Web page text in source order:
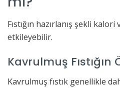
Fıstığın hazırlanış şekli
etkileyebilir.
Kavrulmuş Fıstığın
Kavrulmuş fıstık genellikle